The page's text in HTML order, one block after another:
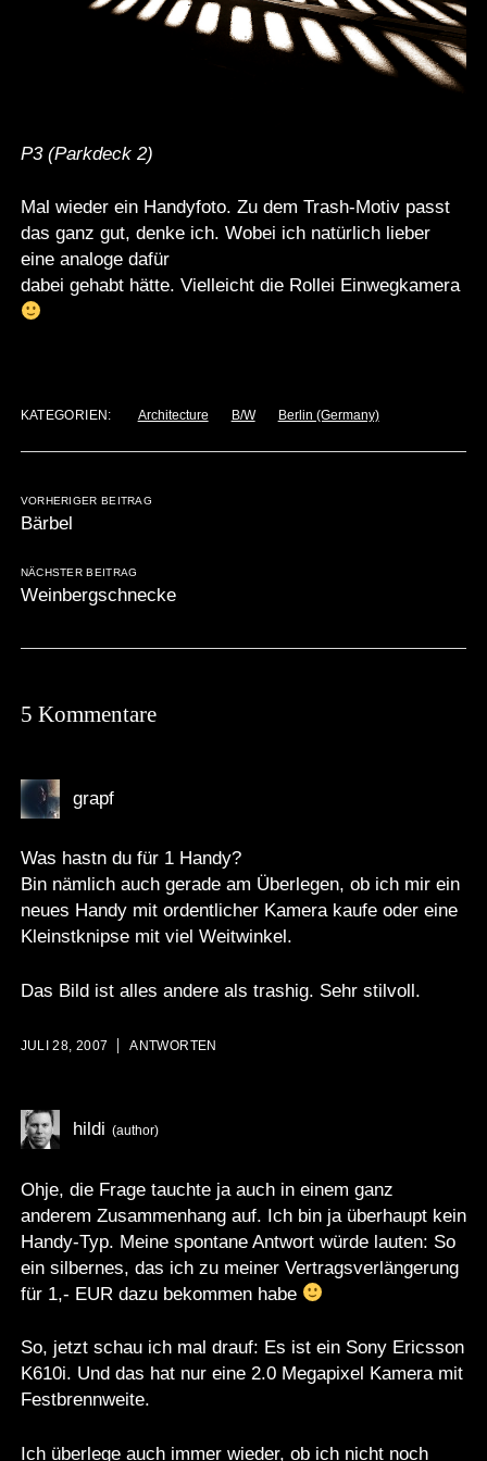
P3 (Parkdeck 2)
Mal wieder ein Handyfoto. Zu dem Trash-Motiv passt
das ganz gut, denke ich. Wobei ich natürlich lieber
eine analoge dafür
dabei gehabt hätte. Vielleicht die Rollei Einwegkamera
KATEGORIEN: Architecture B/W Berlin (Germany)
VORHERIGER BEITRAG
Bärbel
NÄCHSTER BEITRAG
Weinbergschnecke
5 Kommentare
grapf
Was hastn du für 1 Handy?
Bin nämlich auch gerade am Überlegen, ob ich mir ein
neues Handy mit ordentlicher Kamera kaufe oder eine
Kleinstknipse mit viel Weitwinkel.
Das Bild ist alles andere als trashig. Sehr stilvoll.
JULI 28, 2007 ANTWORTEN
hildi
Ohje, die Frage tauchte ja auch in einem ganz
anderem Zusammenhang auf. Ich bin ja überhaupt kein
Handy-Typ. Meine spontane Antwort würde lauten: So
ein silbernes, das ich zu meiner Vertragsverlängerung
für 1,- EUR dazu bekommen habe
So, jetzt schau ich mal drauf: Es ist ein Sony Ericsson
K610i. Und das hat nur eine 2.0 Megapixel Kamera mit
Festbrennweite.
Ich überlege auch immer wieder, ob ich nicht noch